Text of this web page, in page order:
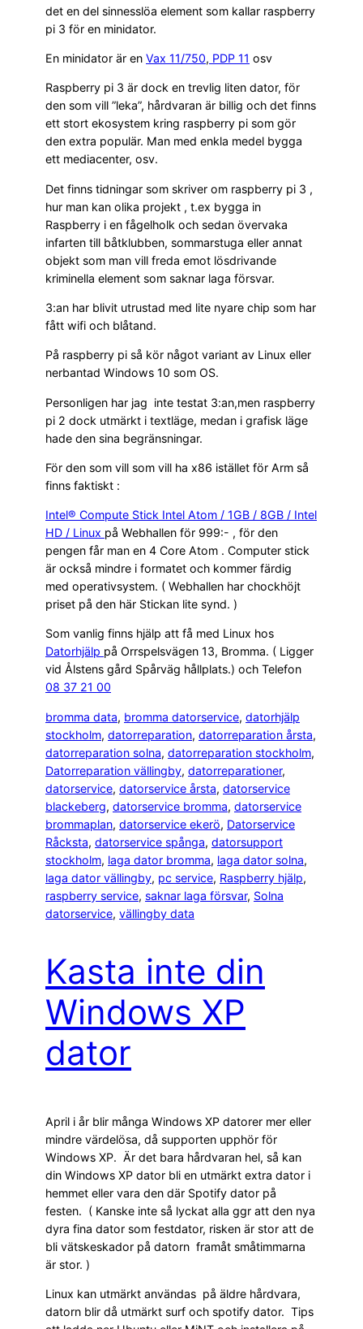
det en del sinnesslöa element som kallar raspberry
pi 3 för en minidator.
En minidator är en Vax 11/750, PDP 11 osv
Raspberry pi 3 är dock en trevlig liten dator, för
den som vill ”leka”, hårdvaran är billig och det finns
ett stort ekosystem kring raspberry pi som gör
den extra populär. Man med enkla medel bygga
ett mediacenter, osv.
Det finns tidningar som skriver om raspberry pi 3 ,
hur man kan olika projekt , t.ex bygga in
Raspberry i en fågelholk och sedan övervaka
infarten till båtklubben, sommarstuga eller annat
objekt som man vill freda emot lösdrivande
kriminella element som saknar laga försvar.
3:an har blivit utrustad med lite nyare chip som har
fått wifi och blåtand.
På raspberry pi så kör något variant av Linux eller
nerbantad Windows 10 som OS.
Personligen har jag inte testat 3:an,men raspberry
pi 2 dock utmärkt i textläge, medan i grafisk läge
hade den sina begränsningar.
För den som vill som vill ha x86 istället för Arm så
finns faktiskt :
Intel® Compute Stick Intel Atom / 1GB / 8GB / Intel
HD / Linux på Webhallen för 999:- , för den
pengen får man en 4 Core Atom . Computer stick
är också mindre i formatet och kommer färdig
med operativsystem. ( Webhallen har chockhöjt
priset på den här Stickan lite synd. )
Som vanlig finns hjälp att få med Linux hos
Datorhjälp på Orrspelsvägen 13, Bromma. ( Ligger
vid Ålstens gård Spårväg hållplats.) och Telefon
08 37 21 00
bromma data, bromma datorservice, datorhjälp
stockholm, datorreparation, datorreparation årsta
datorreparation solna, datorreparation stockholm
Datorreparation vällingby, datorreparationer
datorservice, datorservice årsta, datorservice
blackeberg, datorservice bromma, datorservice
brommaplan, datorservice ekerö, Datorservice
Råcksta, datorservice spånga, datorsupport
stockholm, laga dator bromma, laga dator solna
laga dator vällingby, pc service, Raspberry hjälp
raspberry service, saknar laga försvar, Solna
datorservice, vällingby data
Kasta inte din
Windows XP
dator
April i år blir många Windows XP datorer mer eller
mindre värdelösa, då supporten upphör för
Windows XP. Är det bara hårdvaran hel, så kan
din Windows XP dator bli en utmärkt extra dator i
hemmet eller vara den där Spotify dator på
festen. ( Kanske inte så lyckat alla ggr att den nya
dyra fina dator som festdator, risken är stor att de
bli vätskeskador på datorn framåt småtimmarna
är stor. )
Linux kan utmärkt användas på äldre hårdvara,
datorn blir då utmärkt surf och spotify dator. Tips